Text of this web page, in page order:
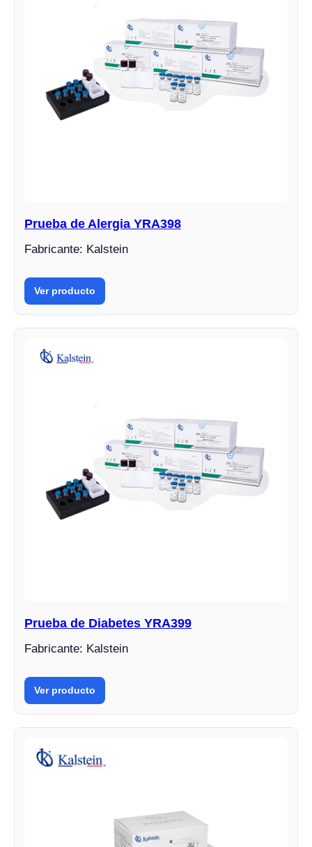
Prueba de Alergia YRA398
Fabricante: Kalstein
Ver producto
Prueba de Diabetes YRA399
Fabricante: Kalstein
Ver producto